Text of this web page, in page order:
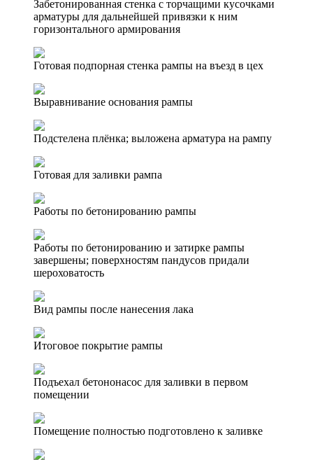
Забетонированная стенка с торчащими кусочками
арматуры для дальнейшей привязки к ним
горизонтального армирования
Готовая подпорная стенка рампы на въезд в цех
Выравнивание основания рампы
Подстелена плёнка; выложена арматура на рампу
Готовая для заливки рампа
Работы по бетонированию рампы
Работы по бетонированию и затирке рампы
завершены; поверхностям пандусов придали
шероховатость
Вид рампы после нанесения лака
Итоговое покрытие рампы
Подъехал бетононасос для заливки в первом
помещении
Помещение полностью подготовлено к заливке